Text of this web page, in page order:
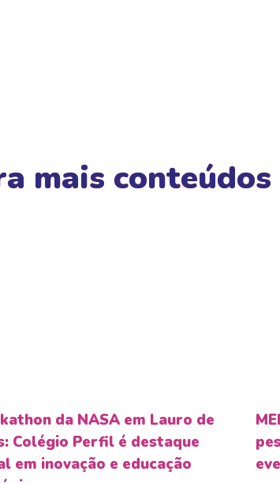
mais conteúdos
da NASA em Lauro de
Colégio Perfil é destaque
em inovação e educação